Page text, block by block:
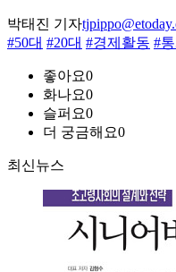
박태진 기자
#50대 #20대 #경제활동 #
좋아요0
화나요0
슬퍼요0
더 궁금해요0
최신뉴스